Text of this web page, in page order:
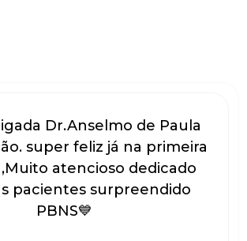
Dr.Anselmo de Paula
super feliz já na primeira
atencioso dedicado
pacientes surpreendido
PBNS💙